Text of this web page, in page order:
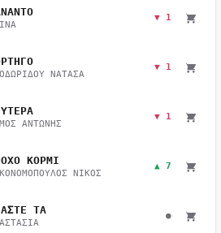
▼ 1
ΝΑΤΑΣΑ
▼ 1
ΑΝΤΩΝΗΣ
▼ 1
ΚΟΡΜΙ
ΝΙΚΟΣ
▲ 7
ΤΑ ●